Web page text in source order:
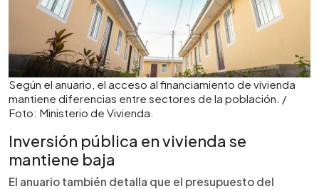
Según el anuario, el acceso al financiamiento de vivienda
mantiene diferencias entre sectores de la población. /
Foto: Ministerio de Vivienda.
Inversión pública en vivienda se
mantiene baja
El anuario también detalla que el presupuesto del